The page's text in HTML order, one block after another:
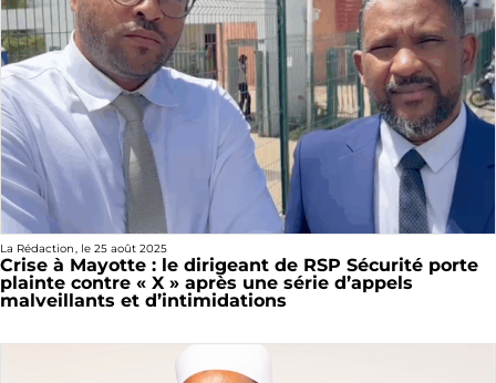
La Rédaction, le 25 août 2025
Crise à Mayotte : le dirigeant de RSP Sécurité porte
plainte contre « X » après une série d’appels
malveillants et d’intimidations